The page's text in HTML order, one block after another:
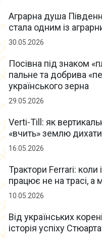
Аграрна душа
стала одним із
30.05.2026
Посівна під знаком
пальне та добрива
українського зерна
29.05.2026
Verti-Till: як
«вчить» землю дихати
16.05.2026
Трактори Ferrari: коли
працює не на трасі,
10.05.2026
Від українських
історія успіху